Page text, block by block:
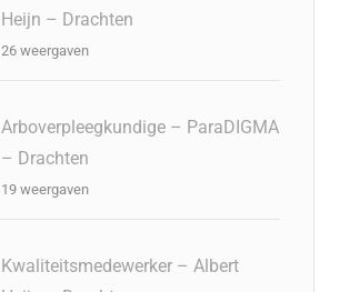
Heijn – Drachten
26 weergaven
Arboverpleegkundige – ParaDIGMA
– Drachten
19 weergaven
Kwaliteitsmedewerker – Albert